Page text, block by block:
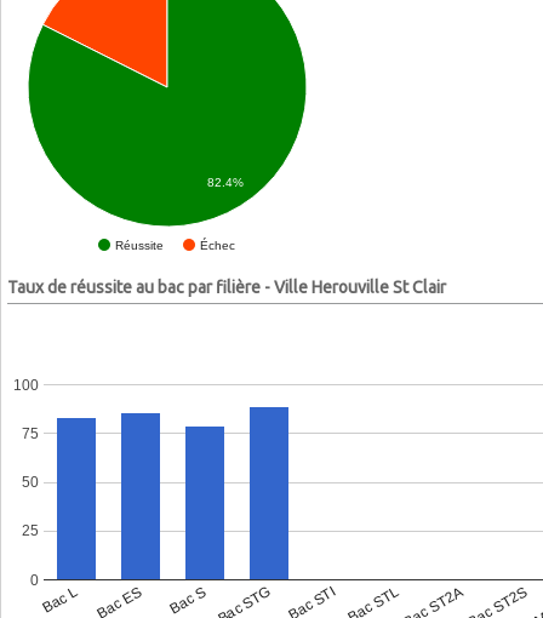
Réussite Échec
82.4%
Taux de réussite au bac par filière - Ville Herouville St Clair
Bac L Bac ES Bac S Bac STG Bac STI Bac STLBac ST2ABac ST2S
0
25
50
75
100